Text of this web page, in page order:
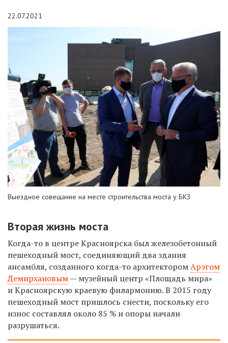
22.07.2021
Выездное совещание на месте строительства моста у БКЗ
Вторая жизнь моста
Когда-то в центре Красноярска был железобетонный
пешеходный мост, соединяющий два здания
ансамбля, созданного когда-то архитекторомАрэгом
Демирхановым— музейный центр «Площадь мира»
и Красноярскую краевую филармонию. В 2015 году
пешеходный мост пришлось снести, поскольку его
износ составлял около 85 % и опоры начали
разрушаться.